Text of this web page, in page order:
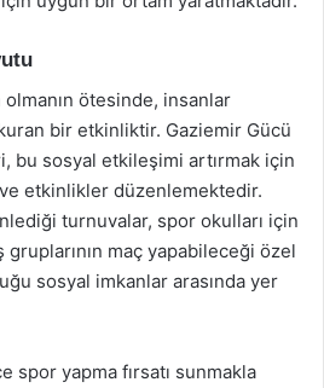
ötesinde, insanlar
bir etkinliktir. Gaziemir Gücü
bu sosyal etkileşimi artırmak için
etkinlikler düzenlemektedir.
turnuvalar, spor okulları için
gruplarının maç yapabileceği özel
sosyal imkanlar arasında yer
spor yapma fırsatı sunmakla